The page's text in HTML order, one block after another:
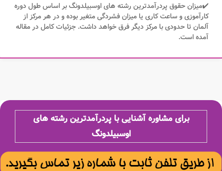
✔️میزان حقوق پردرآمدترین رشته های اوسبیلدونگ بر اساس طول دوره
کارآموزی و ساعت کاری یا میزان فشردگی متغیر بوده و در هر مرکز از
آلمان تا حدودی با مرکز دیگر فرق خواهد داشت. جزئیات کامل در مقاله
آمده است.
برای مشاوره آشنایی با پردرآمدترین رشته های
اوسبیلدونگ